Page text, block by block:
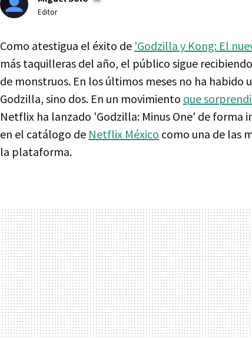
Editor
Como atestigua el éxito de 'Godzilla y Kong: El
más taquilleras del año, el público sigue
de monstruos. En los últimos meses no ha habido
Godzilla, sino dos. En un movimiento que
Netflix ha lanzado 'Godzilla: Minus One' de forma
en el catálogo de Netflix México como una de las
la plataforma.